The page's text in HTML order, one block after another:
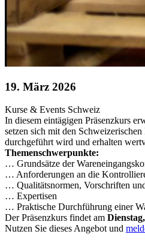
19. März 2026
Kurse & Events Schweiz
In diesem eintägigen Präsenzkurs
setzen sich mit den
durchgeführt wird und erhalten
Themenschwerpunkte:
… Grundsätze der
… Anforderungen an die
… Qualitätsnormen, Vorschriften
… Expertisen
… Praktische Durchführung einer
Der Präsenzkurs findet am
Nutzen Sie dieses Angebot und